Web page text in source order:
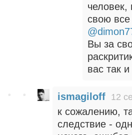
человек,
свою
Вы за
вас так
ismagiloff 12
к сожалению,
следствие -